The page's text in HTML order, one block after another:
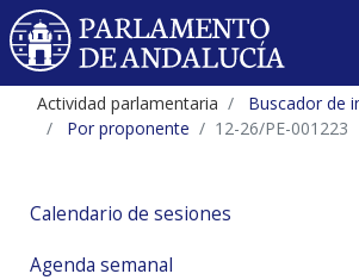
Actividad parlamentaria
Buscador de
Por proponente
12-26/PE-001223
Calendario de sesiones
Agenda semanal